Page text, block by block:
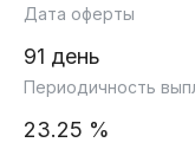
Дата оферты
91 день
Периодичность
23.25 %